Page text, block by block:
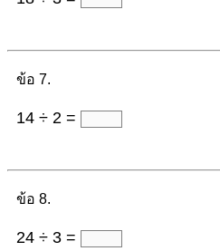
ข้อ 7.
14 ÷ 2 =
ข้อ 8.
24 ÷ 3 =